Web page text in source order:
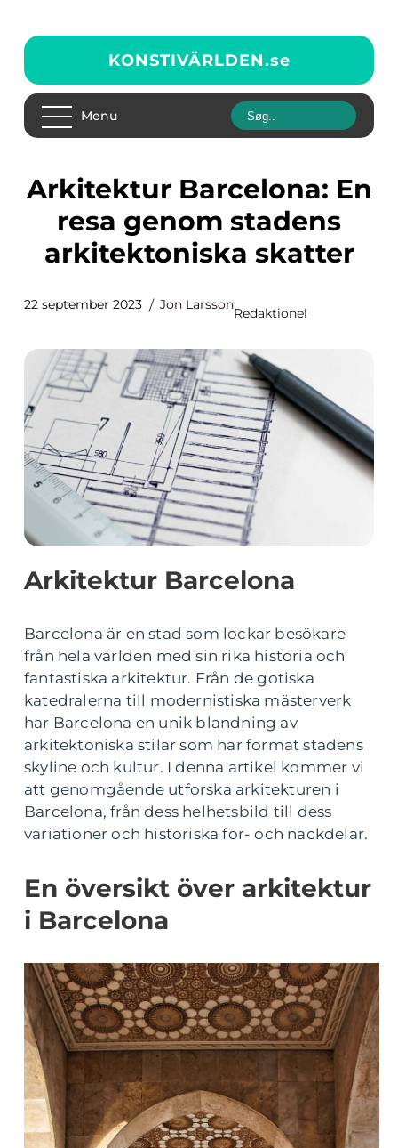
KONSTIVÄRLDEN.se
Menu
Arkitektur Barcelona: En
resa genom stadens
arkitektoniska skatter
22 september 2023 Jon Larsson
Redaktionel
Arkitektur Barcelona
Barcelona är en stad som lockar besökare
från hela världen med sin rika historia och
fantastiska arkitektur. Från de gotiska
katedralerna till modernistiska mästerverk
har Barcelona en unik blandning av
arkitektoniska stilar som har format stadens
skyline och kultur. I denna artikel kommer vi
att genomgående utforska arkitekturen i
Barcelona, från dess helhetsbild till dess
variationer och historiska för- och nackdelar.
En översikt över arkitektur
i Barcelona